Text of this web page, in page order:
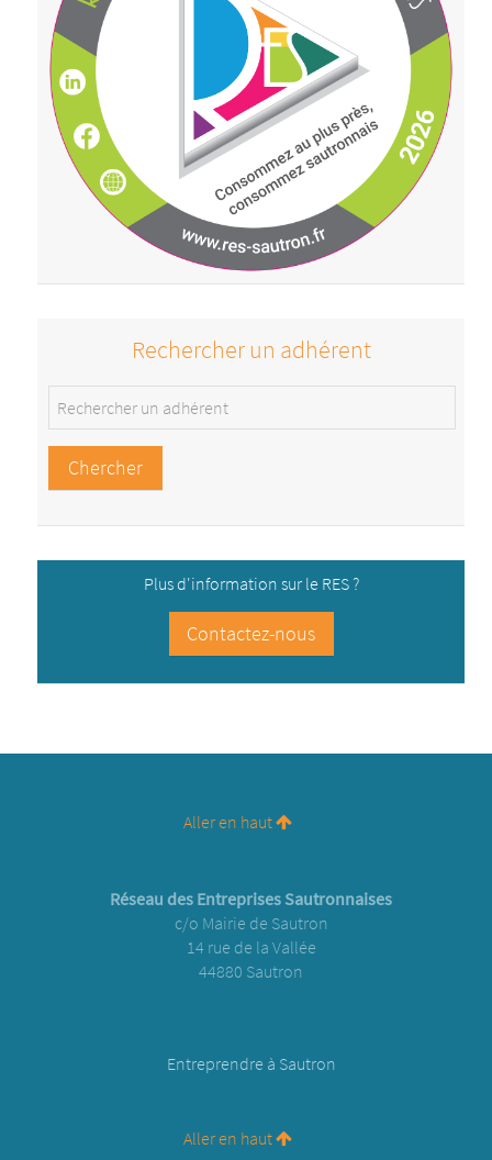
Rechercher un adhérent
Plus d'information sur le RES ?
Contactez-nous
Aller en haut
Réseau des Entreprises Sautronnaises
c/o Mairie de Sautron
14 rue de la Vallée
44880 Sautron
Entreprendre à Sautron
Aller en haut